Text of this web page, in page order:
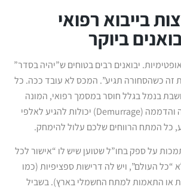
בייבוא רפואי
ביוקר
יבואנים רבים בטוחים ש”יהיה בסדר”
זה כשהסחורה תגיע”. המכס לא עובד ככה. כל
בנמל בגלל חוסר במסמך רפואי, המונה
דופק. עלויות האחסנה והדממה (Demurrage) יכולות להגיע לאלפי
כל המתח הרווחים שלכם עלול להימחק.
על ספק בחו”ל שטוען שיש לו “אישור לכל
“כל העולם”, ויש לה דרישות ספציפיות (כמו
או התאמות למתח החשמלי בארץ). בשביל